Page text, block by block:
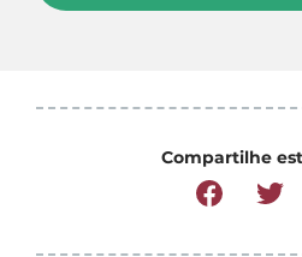
Compartilhe